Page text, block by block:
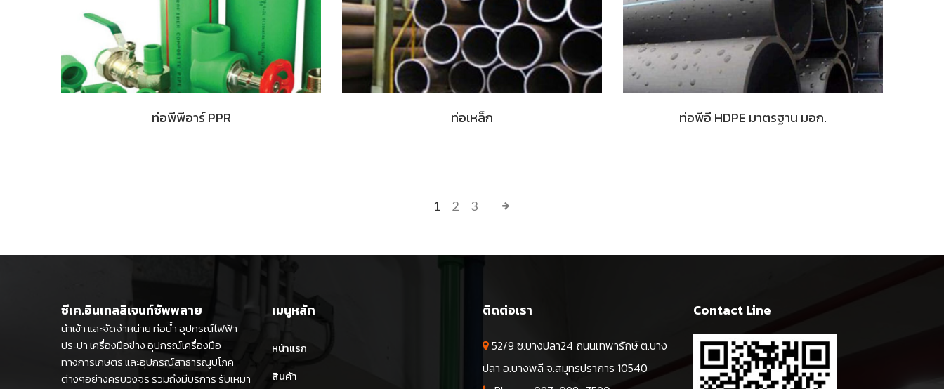
ท่อพีพีอาร์ PPR ท่อเหล็ก ท่อพีอี HDPE มาตรฐาน มอก.
1 2 3
ซีเค.อินเทลลิเจนท์ซัพพลาย
นำเข้า และจัดจำหน่าย ท่อน้ำ อุปกรณ์ไฟฟ้า
ประปา เครื่องมือช่าง อุปกรณ์เครื่องมือ
ทางการเกษตร และอุปกรณ์สาธารณูปโภค
ต่างๆอย่างครบวงจร รวมถึงมีบริการ รับเหมา
เมนูหลัก
หน้าแรก
สินค้า
ติดต่อเรา
52/9 ซ.บางปลา24 ถนนเทพารักษ์ ต.บาง
ปลา อ.บางพลี จ.สมุทรปราการ 10540
Contact Line